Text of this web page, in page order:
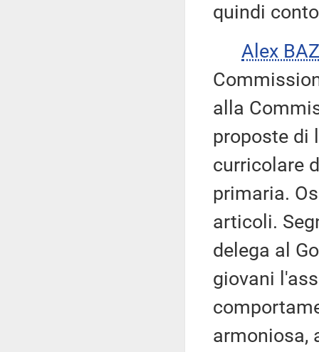
quindi
Alex
alla
proposte di
curricolare
primaria.
articoli.
delega al
giovani
armoniosa,